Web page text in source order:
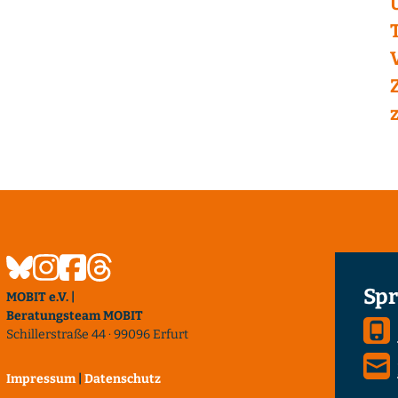
MOBIT e.V. |
Beratungsteam MOBIT
Schillerstraße 44 · 99096 Erfurt
Impressum Datenschutz